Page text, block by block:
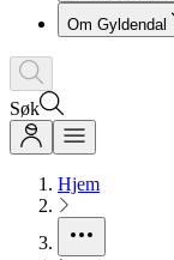
Om Gyldendal
Søk
Hjem